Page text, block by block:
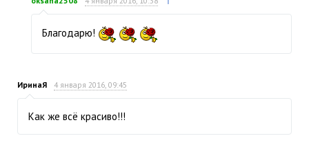
Благодарю!
ИринаЯ 4 января 2016, 09:45
Как же всё красиво!!!